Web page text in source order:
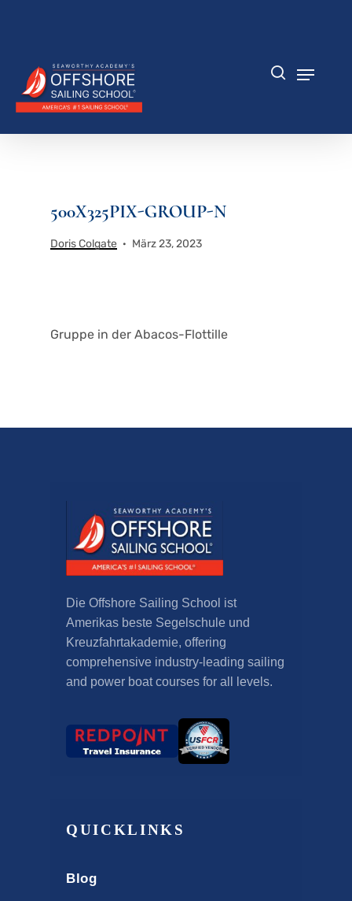
500X325PIX-GROUP-N
Doris Colgate März 23, 2023
Gruppe in der Abacos-Flottille
Die Offshore Sailing School ist
Amerikas beste Segelschule und
Kreuzfahrtakademie, offering
comprehensive industry-leading sailing
and power boat courses for all levels.
QUICKLINKS
Blog